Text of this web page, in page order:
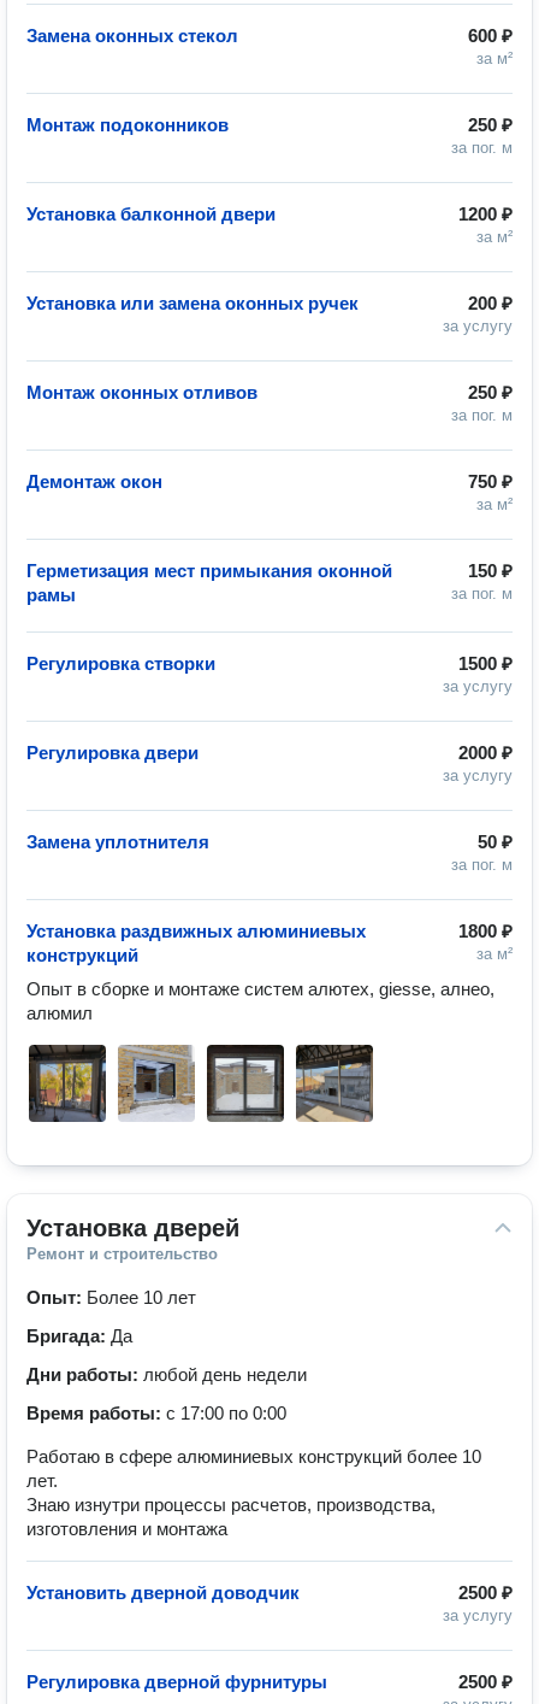
600 ₽
за м²
Замена оконных стекол
250 ₽
за пог. м
Монтаж подоконников
1200 ₽
за м²
Установка балконной двери
200 ₽
за услугу
Установка или замена оконных ручек
250 ₽
за пог. м
Монтаж оконных отливов
750 ₽
за м²
Демонтаж окон
150 ₽
за пог. м
Герметизация мест примыкания оконной
рамы
1500 ₽
за услугу
Регулировка створки
2000 ₽
за услугу
Регулировка двери
50 ₽
за пог. м
Замена уплотнителя
1800 ₽
за м²
Установка раздвижных алюминиевых
конструкций
Опыт в сборке и монтаже систем алютех, giesse, алнео,
алюмил
Установка дверей
Ремонт и строительство
Опыт: Более 10 лет
Бригада: Да
Дни работы: любой день недели
Время работы: с 17:00 по 0:00
Работаю в сфере алюминиевых конструкций более 10
лет.
Знаю изнутри процессы расчетов, производства,
изготовления и монтажа
2500 ₽
за услугу
Установить дверной доводчик
2500 ₽
Регулировка дверной фурнитуры